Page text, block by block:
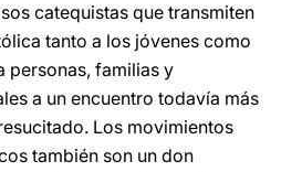
catequistas que transmiten
tanto a los jóvenes como
personas, familias y
a un encuentro todavía más
Los movimientos
también son un don